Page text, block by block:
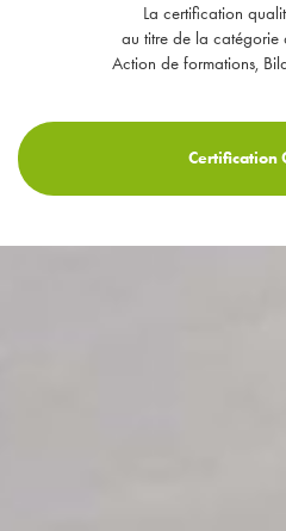
La certification
au titre de la catégorie
Action de formations,
Certification